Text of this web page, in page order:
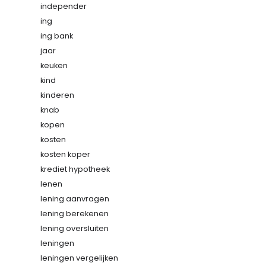
independer
ing
ing bank
jaar
keuken
kind
kinderen
knab
kopen
kosten
kosten koper
krediet hypotheek
lenen
lening aanvragen
lening berekenen
lening oversluiten
leningen
leningen vergelijken